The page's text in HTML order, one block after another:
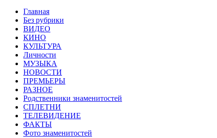
Главная
Без рубрики
ВИДЕО
КИНО
КУЛЬТУРА
Личности
МУЗЫКА
НОВОСТИ
ПРЕМЬЕРЫ
РАЗНОЕ
Родственники знаменитостей
СПЛЕТНИ
ТЕЛЕВИДЕНИЕ
ФАКТЫ
Фото знаменитостей